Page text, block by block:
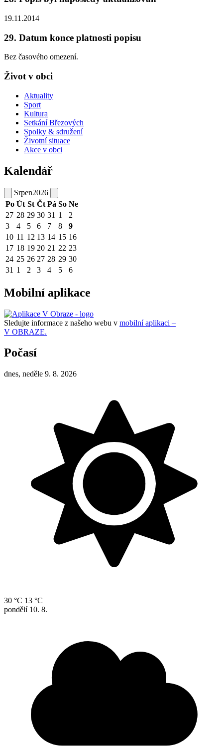
19.11.2014
29. Datum konce platnosti popisu
Bez časového omezení.
Život v obci
Aktuality
Sport
Kultura
Setkání Březových
Spolky & sdružení
Životní situace
Akce v obci
Kalendář
Srpen2026
Po Út St Čt Pá So Ne
27 28 29 30 31 1
2
3
4 5 6 7 8
9
10 11 12 13 14 15 16
17 18 19 20 21 22 23
24 25 26 27 28 29 30
31 1 2 3 4 5 6
Mobilní aplikace
Sledujte informace z našeho webu v mobilní aplikaci –
V OBRAZE.
Počasí
dnes, neděle 9. 8. 2026
30 °C 13 °C
pondělí 10. 8.